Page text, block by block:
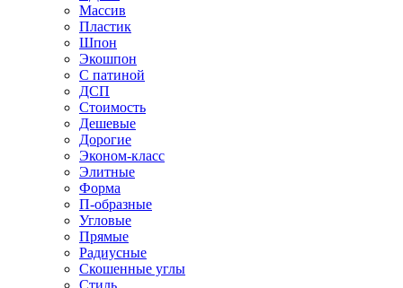
Массив
Пластик
Шпон
Экошпон
С патиной
ДСП
Стоимость
Дешевые
Дорогие
Эконом-класс
Элитные
Форма
П-образные
Угловые
Прямые
Радиусные
Скошенные углы
Стиль